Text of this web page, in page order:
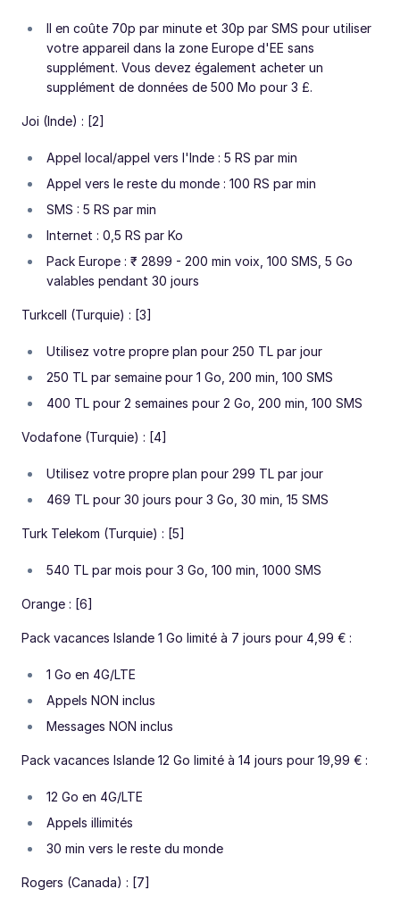
Il en coûte 70p par minute et 30p par SMS pour utiliser
votre appareil dans la zone Europe d'EE sans
supplément. Vous devez également acheter un
supplément de données de 500 Mo pour 3 £.
Joi (Inde) : [2]
Appel local/appel vers l'Inde : 5 RS par min
Appel vers le reste du monde : 100 RS par min
SMS : 5 RS par min
Internet : 0,5 RS par Ko
Pack Europe : ₹ 2899 - 200 min voix, 100 SMS, 5 Go
valables pendant 30 jours
Turkcell (Turquie) : [3]
Utilisez votre propre plan pour 250 TL par jour
250 TL par semaine pour 1 Go, 200 min, 100 SMS
400 TL pour 2 semaines pour 2 Go, 200 min, 100 SMS
Vodafone (Turquie) : [4]
Utilisez votre propre plan pour 299 TL par jour
469 TL pour 30 jours pour 3 Go, 30 min, 15 SMS
Turk Telekom (Turquie) : [5]
540 TL par mois pour 3 Go, 100 min, 1000 SMS
Orange : [6]
Pack vacances Islande 1 Go limité à 7 jours pour 4,99 € :
1 Go en 4G/LTE
Appels NON inclus
Messages NON inclus
Pack vacances Islande 12 Go limité à 14 jours pour 19,99 € :
12 Go en 4G/LTE
Appels illimités
30 min vers le reste du monde
Rogers (Canada) : [7]